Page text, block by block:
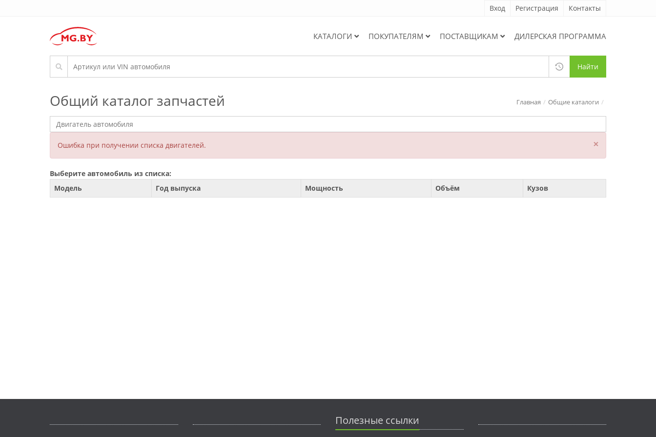
Вход Регистрация Контакты
КАТАЛОГИ ПОКУПАТЕЛЯМ ПОСТАВЩИКАМ ДИЛЕРСКАЯ ПРОГРАММА
Найти
Общий каталог запчастей Главная Общие каталоги
Ошибка при получении списка двигателей. ×
Выберите автомобиль из списка:
Модель
Год выпуска Мощность Объём Кузов
Полезные ссылки